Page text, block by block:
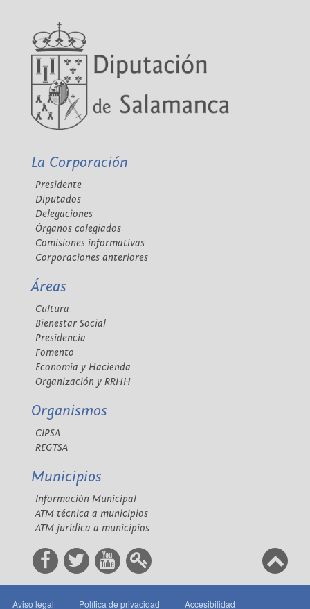
La Corporación
Presidente
Diputados
Delegaciones
Órganos colegiados
Comisiones informativas
Corporaciones anteriores
Áreas
Cultura
Bienestar Social
Presidencia
Fomento
Economía y Hacienda
Organización y RRHH
Organismos
CIPSA
REGTSA
Municipios
Información Municipal
ATM técnica a municipios
ATM jurídica a municipios
Aviso legal Política de privacidad Accesibilidad